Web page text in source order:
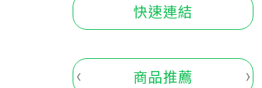
快速連結
商品推薦